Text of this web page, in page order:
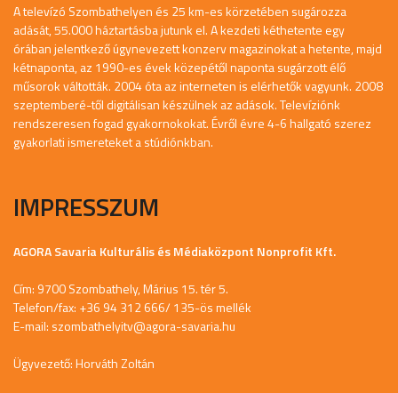
A televízó Szombathelyen és 25 km-es körzetében sugározza
adását, 55.000 háztartásba jutunk el. A kezdeti kéthetente egy
órában jelentkező úgynevezett konzerv magazinokat a hetente, majd
kétnaponta, az 1990-es évek közepétől naponta sugárzott élő
műsorok váltották. 2004 óta az interneten is elérhetők vagyunk. 2008
szeptemberé-től digitálisan készülnek az adások. Televíziónk
rendszeresen fogad gyakornokokat. Évről évre 4-6 hallgató szerez
gyakorlati ismereteket a stúdiónkban.
IMPRESSZUM
AGORA Savaria Kulturális és Médiaközpont Nonprofit Kft.
Cím: 9700 Szombathely, Márius 15. tér 5.
Telefon/fax: +36 94 312 666/ 135-ös mellék
E-mail: szombathelyitv@agora-savaria.hu
Ügyvezető: Horváth Zoltán